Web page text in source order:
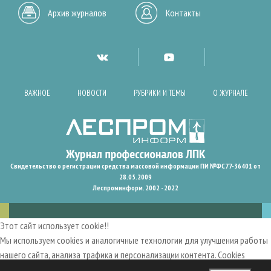
Архив журналов Контакты
ВАЖНОЕ НОВОСТИ РУБРИКИ И ТЕМЫ О ЖУРНАЛЕ
Свидетельство о регистрации средства массовой информации ПИ №ФС77-36401 от
28.05.2009
Леспроминформ. 2002 - 2022
Этот сайт использует cookie!!
Мы используем cookies и аналогичные технологии для улучшения работы
нашего сайта, анализа трафика и персонализации контента. Cookies